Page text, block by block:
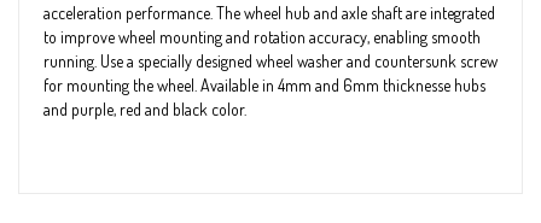
acceleration performance. The wheel hub and axle shaft are integrated
to improve wheel mounting and rotation accuracy, enabling smooth
running. Use a specially designed wheel washer and countersunk screw
for mounting the wheel. Available in 4mm and 6mm thicknesse hubs
and purple, red and black color.